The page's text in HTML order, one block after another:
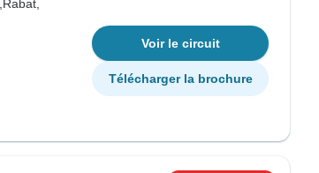
Rabat,
Voir le circuit
Télécharger la brochure